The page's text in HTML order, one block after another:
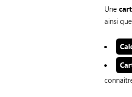
Une
ainsi